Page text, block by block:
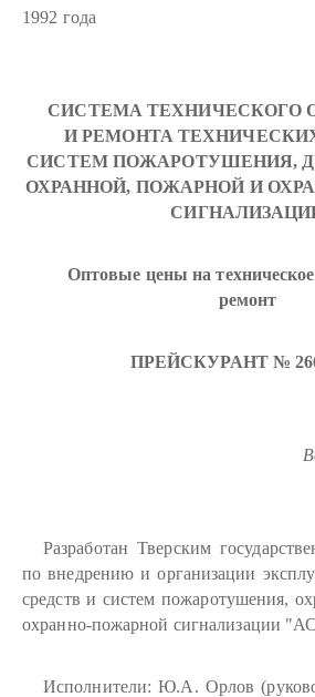
1992 года
СИСТЕМА ТЕХНИЧЕСКОГО
И РЕМОНТА
СИСТЕМ ПОЖАРОТУШЕНИЯ,
ОХРАННОЙ, ПОЖАРНОЙ И
Оптовые цены на
ремонт
ПРЕЙСКУРАНТ №
Разработан Тверским
по внедрению и организации
средств и систем пожаротушения,
охранно-пожарной сигнализации
Исполнители: Ю.А. Орлов